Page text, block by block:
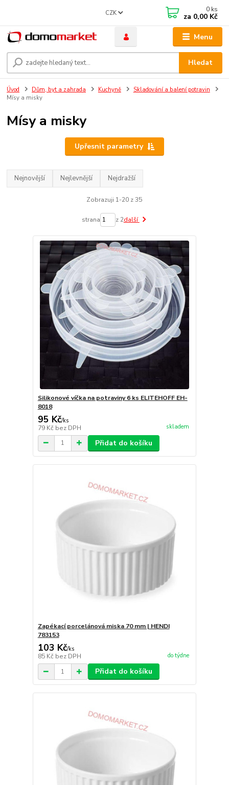
Menu
CZK
Hledat
0 ks
za 0,00 Kč
Úvod Dům, byt a zahrada Kuchyně
Skladování a balení potravin
Mísy a misky
Mísy a misky
Upřesnit parametry
Nejnovější Nejlevnější Nejdražší
Zobrazuji 1-20 z 35
strana z 2další
Silikonové víčka na potraviny 6 ks ELITEHOFF EH-
8018
95 Kč/ks
79 Kč bez DPH skladem
Přidat do košíku
Zapékací porcelánová miska 70 mm | HENDI
783153
103 Kč/ks
85 Kč bez DPH do týdne
Přidat do košíku